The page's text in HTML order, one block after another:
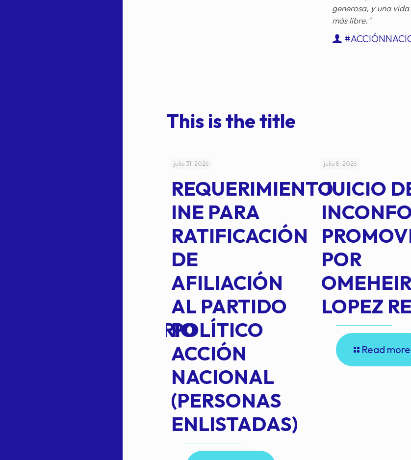
generosa, y una
más libre."
This is the title
EXTRAORDINARIO
julio 31, 2026
REQUERIMIENTO
INE PARA
RATIFICACIÓN
DE
AFILIACIÓN
AL PARTIDO
POLÍTICO
ACCIÓN
NACIONAL
(PERSONAS
ENLISTADAS)
julio 8, 2026
JUICIO
POR
LOPEZ
Read more